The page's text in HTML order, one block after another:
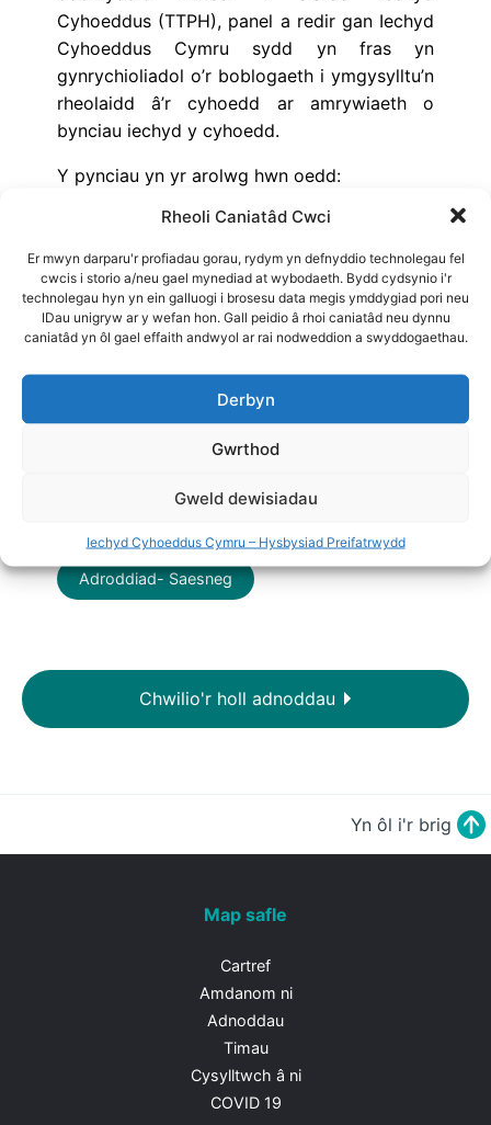
Rheoli Caniatâd Cwci
Er mwyn darparu'r profiadau gorau, rydym yn defnyddio technolegau fel
cwcis i storio a/neu gael mynediad at wybodaeth. Bydd cydsynio i'r
technolegau hyn yn ein galluogi i brosesu data megis ymddygiad pori neu
IDau unigryw ar y wefan hon. Gall peidio â rhoi caniatâd neu dynnu
caniatâd yn ôl gael effaith andwyol ar rai nodweddion a swyddogaethau.
Derbyn
Gwrthod
Gweld dewisiadau
Iechyd Cyhoeddus Cymru – Hysbysiad Preifatrwydd
Cyhoeddus (TTPH), panel a redir gan Iechyd
Cyhoeddus Cymru sydd yn fras yn
gynrychioliadol o’r boblogaeth i ymgysylltu’n
rheolaidd â’r cyhoedd ar amrywiaeth o
bynciau iechyd y cyhoedd.
Y pynciau yn yr arolwg hwn oedd:
– Trais yn erbyn menywod, cam-drin
domestig, a thrais rhywiol
– Ysmygu ail-law
– Tlodi plant.
Os oes gennych ddiddordeb yn nata’r
â’r adroddiad hwn, cysylltwch â
talkPHWales@wales.nhs.uk.
Adroddiad- Saesneg
Chwilio'r holl adnoddau
Yn ôl i'r brig
Map safle
Cartref
Amdanom ni
Adnoddau
Timau
Cysylltwch â ni
COVID 19